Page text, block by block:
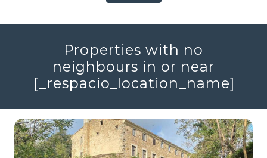
Properties with no
neighbours in or near
[_respacio_location_name]